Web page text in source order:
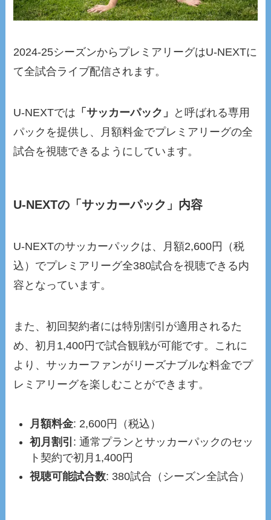
2024-25シーズンからプレミアリーグはU-NEXTに
て全試合ライブ配信されます。
U-NEXTでは 「サッカーパック」
と呼ばれる専用
パックを提供し、月額料金でプレミアリーグの全
試合を視聴できるようにしています。
U-NEXTの「サッカーパック」内容
U-NEXTのサッカーパックは、月額2,600円（税
込）でプレミアリーグ全380試合を視聴できる内
容となっています。
また、初回契約者には特別割引が適用されるた
め、初月1,400円で試合観戦が可能です。これに
より、サッカーファンがリーズナブルな料金でプ
レミアリーグを楽しむことができます。
月額料金: 2,600円（税込）
初月割引 : 通常プランとサッカーパックのセッ
ト契約で初月1,400円
視聴可能試合数: 380試合（シーズン全試合）